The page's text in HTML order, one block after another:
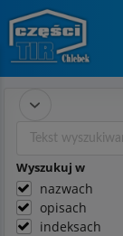
Wyszukuj w
nazwach
opisach
indeksach